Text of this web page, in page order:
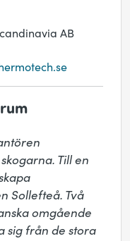
AB
Till en
Sollefteå. Två
omgående
sig från de stora